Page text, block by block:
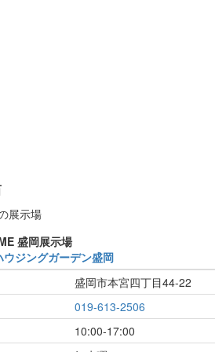
展示場
盛岡展示場
ウジングガーデン盛岡
盛岡市本宮四丁目44-22
019-613-2506
10:00-17:00